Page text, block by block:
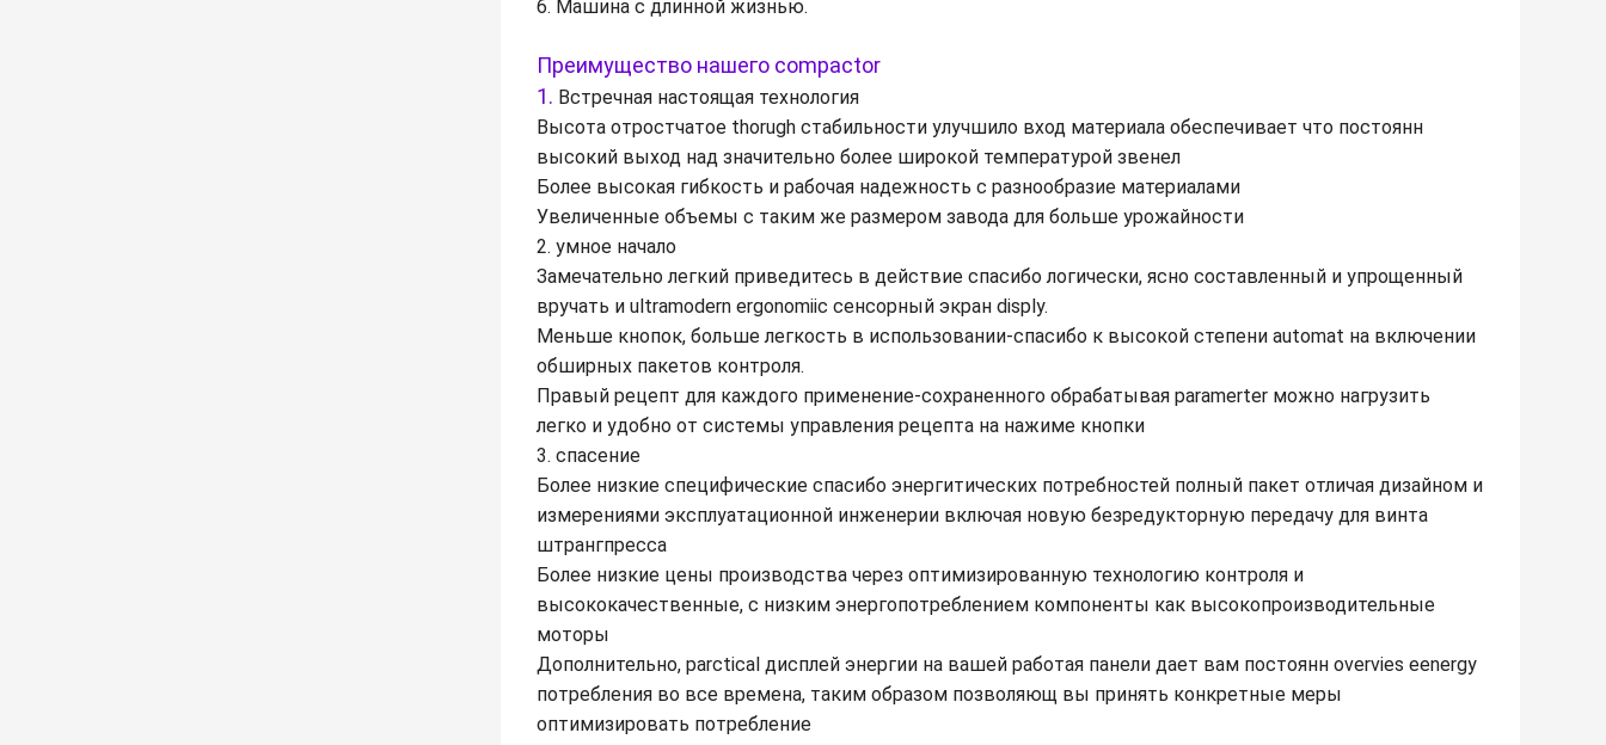
6. Машина с длинной жизнью.
Преимущество нашего compactor
1. Встречная настоящая технология
Высота отростчатое thorugh стабильности улучшило вход материала обеспечивает что постоянн
высокий выход над значительно более широкой температурой звенел
Более высокая гибкость и рабочая надежность с разнообразие материалами
Увеличенные объемы с таким же размером завода для больше урожайности
2. умное начало
Замечательно легкий приведитесь в действие спасибо логически, ясно составленный и упрощенный
вручать и ultramodern ergonomiic сенсорный экран disply.
Меньше кнопок, больше легкость в использовании-спасибо к высокой степени automat на включении
обширных пакетов контроля.
Правый рецепт для каждого применение-сохраненного обрабатывая paramerter можно нагрузить
легко и удобно от системы управления рецепта на нажиме кнопки
3. спасение
Более низкие специфические спасибо энергитических потребностей полный пакет отличая дизайном и
измерениями эксплуатационной инженерии включая новую безредукторную передачу для винта
штрангпресса
Более низкие цены производства через оптимизированную технологию контроля и
высококачественные, с низким энергопотреблением компоненты как высокопроизводительные
моторы
Дополнительно, parctical дисплей энергии на вашей работая панели дает вам постоянн overvies eenergy
потребления во все времена, таким образом позволяющ вы принять конкретные меры
оптимизировать потребление